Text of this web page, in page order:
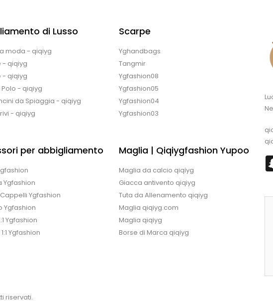
di Lusso
moda - qiqiyg
- qiqiyg
- qiqiyg
- qiqiyg
da Spiaggia - qiqiyg
- qiqiyg
per abbigliamento
Ygfashion
Ygfashion
Ygfashion
Ygfashion
Ygfashion
Scarpe
Yghandbags
Tangmir
Ygfashion08
Ygfashion05
Ygfashion04
Ygfashion03
Maglia | Qiqiygfashion Yupoo
Maglia da calcio qiqiyg
Giacca antivento qiqiyg
Tuta da Allenamento qiqiyg
Maglia qiqiyg.com
Maglia qiqiyg
Borse di Marca qiqiyg
riservati.